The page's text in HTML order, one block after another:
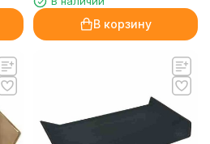
В корзину